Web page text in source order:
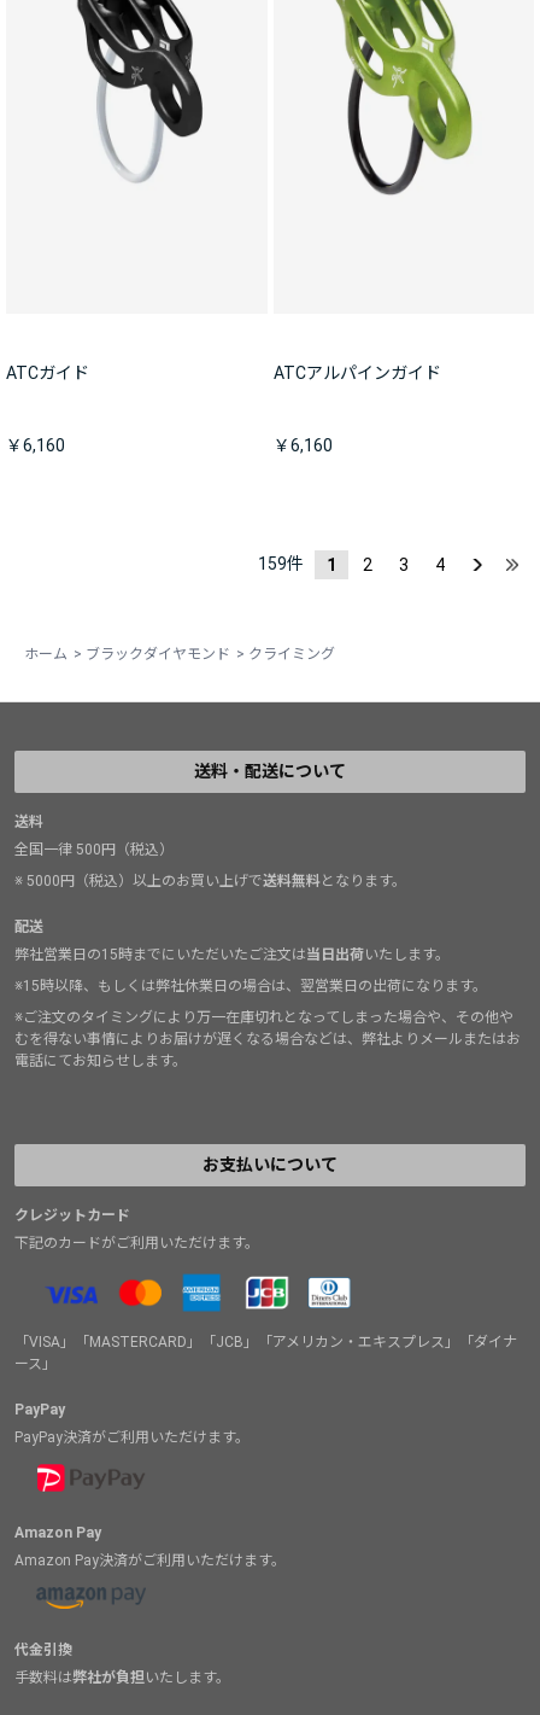
ATCガイド
￥6,160
ATCアルパインガイド
￥6,160
159件 1 2 3 4
ホーム > ブラックダイヤモンド > クライミング
送料・配送について
送料
全国一律 500円（税込）
※ 5000円（税込）以上のお買い上げで送料無料となります。
配送
弊社営業日の15時までにいただいたご注文は当日出荷いたします。
※15時以降、もしくは弊社休業日の場合は、翌営業日の出荷になります。
※ご注文のタイミングにより万一在庫切れとなってしまった場合や、その他や
むを得ない事情によりお届けが遅くなる場合などは、弊社よりメールまたはお
電話にてお知らせします。
お支払いについて
クレジットカード
下記のカードがご利用いただけます。
「VISA」「MASTERCARD」「JCB」「アメリカン・エキスプレス」「ダイナ
ース」
PayPay
PayPay決済がご利用いただけます。
Amazon Pay
Amazon Pay決済がご利用いただけます。
代金引換
手数料は弊社が負担いたします。